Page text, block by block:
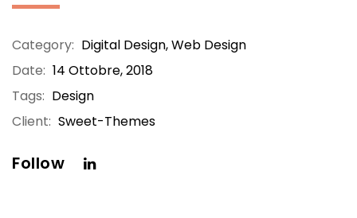
Category: Digital Design,Web Design
Date: 14 Ottobre, 2018
Tags: Design
Client: Sweet-Themes
Follow